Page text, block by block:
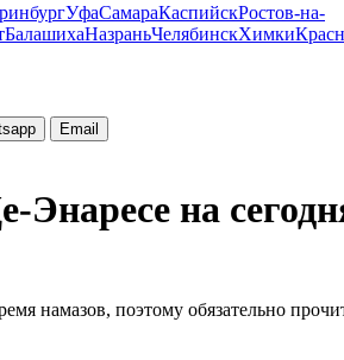
УфаСамараКаспийскРостов-на-
БалашихаНазраньЧелябинскХимки
Email
на
намазов, поэтому обязательно